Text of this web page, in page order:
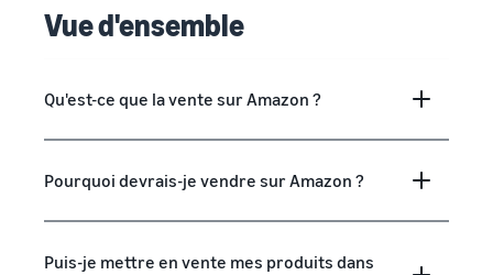
Vue d'ensemble
Qu'est-ce que la vente sur Amazon ?
Pourquoi devrais-je vendre sur Amazon ?
Puis-je mettre en vente mes produits dans